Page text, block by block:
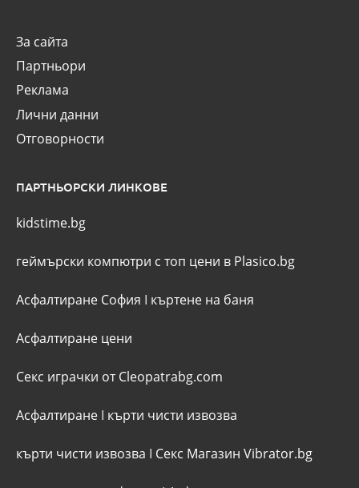
За сайта
Партньори
Реклама
Лични данни
Отговорности
ПАРТНЬОРСКИ ЛИНКОВЕ
kidstime.bg
геймърски компютри с топ цени в Plasico.bg
Асфалтиране София I къртене на баня
Асфалтиране цени
Секс играчки от Cleopatrabg.com
Асфалтиране I кърти чисти извозва
кърти чисти извозва I Секс Магазин Vibrator.bg